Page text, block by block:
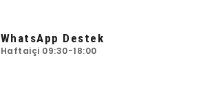
WhatsApp Destek
Haftaiçi 09:30-18:00